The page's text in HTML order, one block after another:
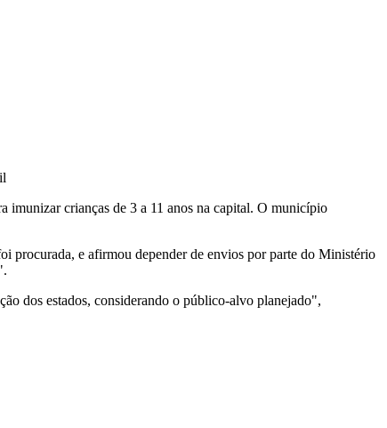
imunizar crianças de 3 a 11 anos na capital. O município
procurada, e afirmou depender de envios por parte do Ministério
dos estados, considerando o público-alvo planejado",